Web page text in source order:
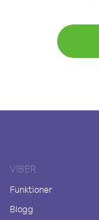
VIBER
Funktioner
Blogg